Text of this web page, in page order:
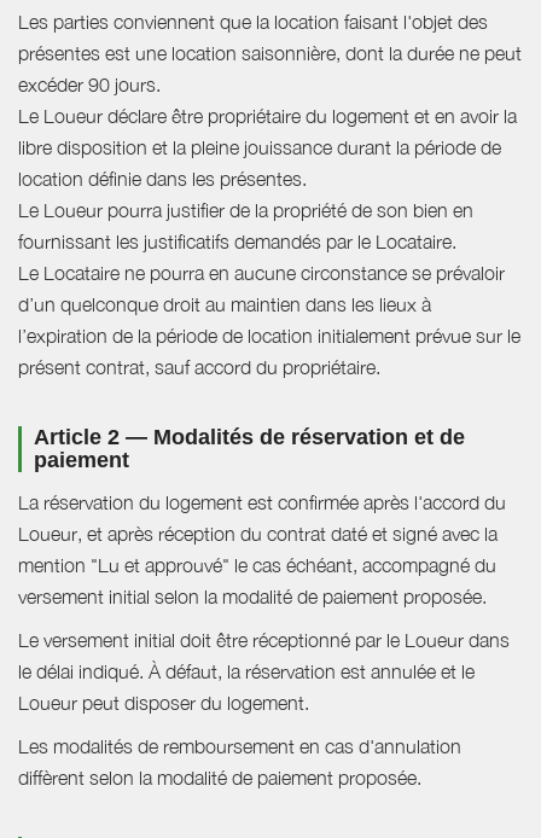
Les parties conviennent que la location faisant l'objet des
présentes est une location saisonnière, dont la durée ne peut
excéder 90 jours.
Le Loueur déclare être propriétaire du logement et en avoir la
libre disposition et la pleine jouissance durant la période de
location définie dans les présentes.
Le Loueur pourra justifier de la propriété de son bien en
fournissant les justificatifs demandés par le Locataire.
Le Locataire ne pourra en aucune circonstance se prévaloir
d’un quelconque droit au maintien dans les lieux à
l’expiration de la période de location initialement prévue sur le
présent contrat, sauf accord du propriétaire.
Article 2 — Modalités de réservation et de
paiement
La réservation du logement est confirmée après l'accord du
Loueur, et après réception du contrat daté et signé avec la
mention "Lu et approuvé" le cas échéant, accompagné du
versement initial selon la modalité de paiement proposée.
Le versement initial doit être réceptionné par le Loueur dans
le délai indiqué. À défaut, la réservation est annulée et le
Loueur peut disposer du logement.
Les modalités de remboursement en cas d'annulation
diffèrent selon la modalité de paiement proposée.